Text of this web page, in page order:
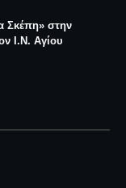
Σκέπη» στην
Ι.Ν. Αγίου